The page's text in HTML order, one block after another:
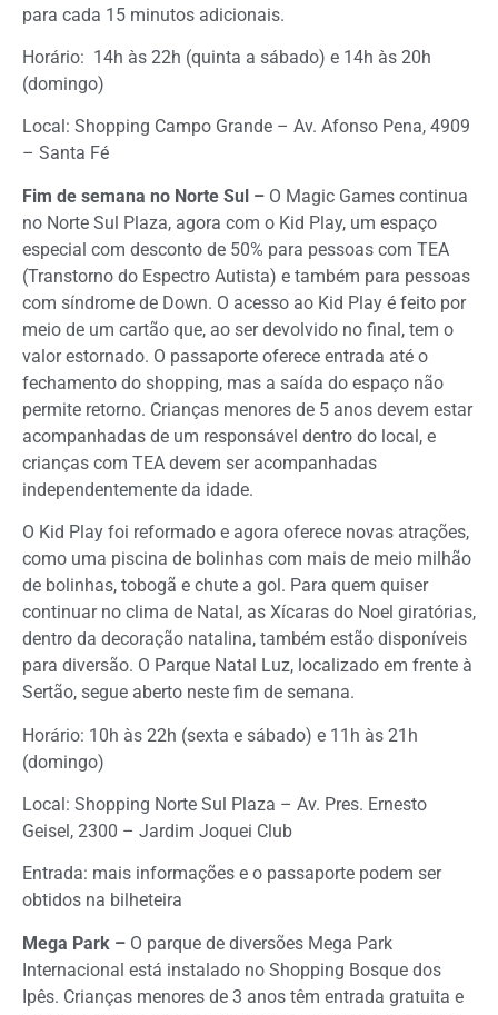
para cada 15 minutos adicionais.
Horário: 14h às 22h (quinta a sábado) e 14h às 20h
(domingo)
Local: Shopping Campo Grande – Av. Afonso Pena, 4909
– Santa Fé
Fim de semana no Norte Sul – O Magic Games continua
no Norte Sul Plaza, agora com o Kid Play, um espaço
especial com desconto de 50% para pessoas com TEA
(Transtorno do Espectro Autista) e também para pessoas
com síndrome de Down. O acesso ao Kid Play é feito por
meio de um cartão que, ao ser devolvido no final, tem o
valor estornado. O passaporte oferece entrada até o
fechamento do shopping, mas a saída do espaço não
permite retorno. Crianças menores de 5 anos devem estar
acompanhadas de um responsável dentro do local, e
crianças com TEA devem ser acompanhadas
independentemente da idade.
O Kid Play foi reformado e agora oferece novas atrações,
como uma piscina de bolinhas com mais de meio milhão
de bolinhas, tobogã e chute a gol. Para quem quiser
continuar no clima de Natal, as Xícaras do Noel giratórias,
dentro da decoração natalina, também estão disponíveis
para diversão. O Parque Natal Luz, localizado em frente à
Sertão, segue aberto neste fim de semana.
Horário: 10h às 22h (sexta e sábado) e 11h às 21h
(domingo)
Local: Shopping Norte Sul Plaza – Av. Pres. Ernesto
Geisel, 2300 – Jardim Joquei Club
Entrada: mais informações e o passaporte podem ser
obtidos na bilheteira
Mega Park – O parque de diversões Mega Park
Internacional está instalado no Shopping Bosque dos
Ipês. Crianças menores de 3 anos têm entrada gratuita e